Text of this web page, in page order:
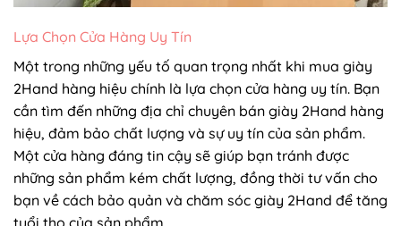
Lựa Chọn Cửa Hàng Uy Tín
Một trong những yếu tố quan trọng nhất khi mua giày
2Hand hàng hiệu chính là lựa chọn cửa hàng uy tín. Bạn
cần tìm đến những địa chỉ chuyên bán giày 2Hand hàng
hiệu, đảm bảo chất lượng và sự uy tín của sản phẩm.
Một cửa hàng đáng tin cậy sẽ giúp bạn tránh được
những sản phẩm kém chất lượng, đồng thời tư vấn cho
bạn về cách bảo quản và chăm sóc giày 2Hand để tăng